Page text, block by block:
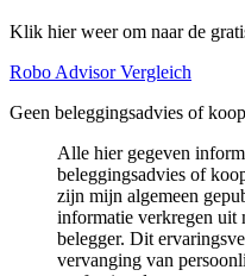
Klik hier weer om naar de
Robo Advisor Vergleich
Geen beleggingsadvies of
Alle hier gegeven
beleggingsadvies of
zijn mijn algemeen
informatie verkregen uit
belegger. Dit
vervanging van